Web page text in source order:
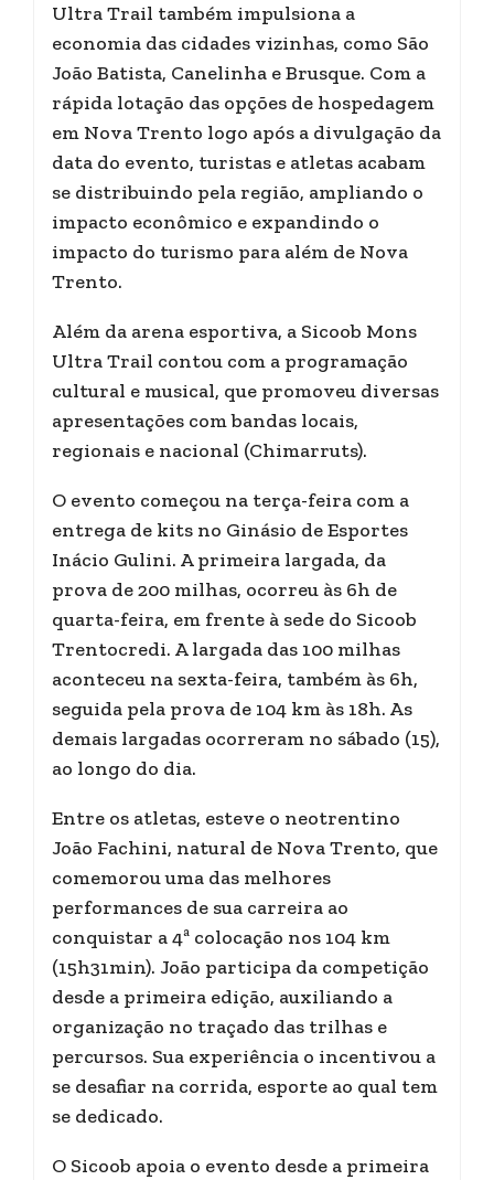
Ultra Trail também impulsiona a
economia das cidades vizinhas, como São
João Batista, Canelinha e Brusque. Com a
rápida lotação das opções de hospedagem
em Nova Trento logo após a divulgação da
data do evento, turistas e atletas acabam
se distribuindo pela região, ampliando o
impacto econômico e expandindo o
impacto do turismo para além de Nova
Trento.
Além da arena esportiva, a Sicoob Mons
Ultra Trail contou com a programação
cultural e musical, que promoveu diversas
apresentações com bandas locais,
regionais e nacional (Chimarruts).
O evento começou na terça-feira com a
entrega de kits no Ginásio de Esportes
Inácio Gulini. A primeira largada, da
prova de 200 milhas, ocorreu às 6h de
quarta-feira, em frente à sede do Sicoob
Trentocredi. A largada das 100 milhas
aconteceu na sexta-feira, também às 6h,
seguida pela prova de 104 km às 18h. As
demais largadas ocorreram no sábado (15),
ao longo do dia.
Entre os atletas, esteve o neotrentino
João Fachini, natural de Nova Trento, que
comemorou uma das melhores
performances de sua carreira ao
conquistar a 4ª colocação nos 104 km
(15h31min). João participa da competição
desde a primeira edição, auxiliando a
organização no traçado das trilhas e
percursos. Sua experiência o incentivou a
se desafiar na corrida, esporte ao qual tem
se dedicado.
O Sicoob apoia o evento desde a primeira